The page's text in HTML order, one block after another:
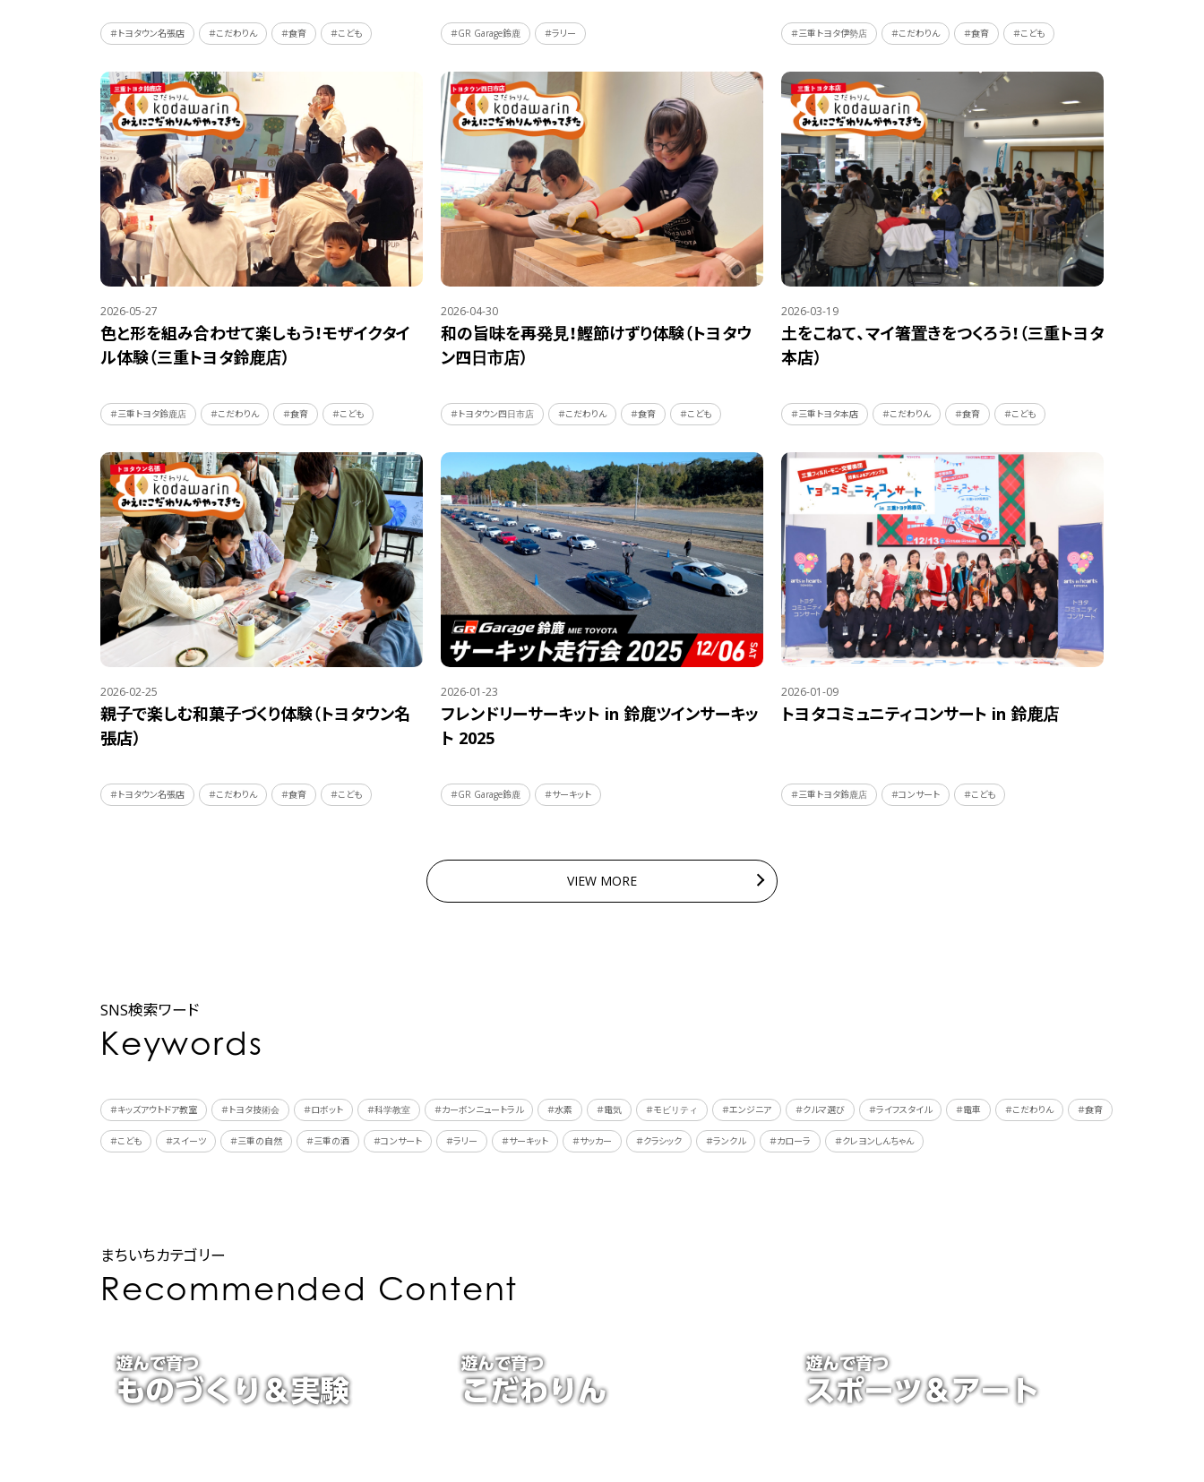
＃トヨタウン名張店 ＃こだわりん ＃食育 ＃こども ＃GR Garage鈴鹿 ＃ラリー ＃三重トヨタ伊勢店 ＃こだわりん ＃食育 ＃こども
2026-05-27
色と形を組み合わせて楽しもう！モザイクタイ
ル体験（三重トヨタ鈴鹿店）
＃三重トヨタ鈴鹿店 ＃こだわりん ＃食育 ＃こども
2026-04-30
和の旨味を再発見！鰹節けずり体験（トヨタウ
ン四日市店）
＃トヨタウン四日市店 ＃こだわりん ＃食育 ＃こども
2026-03-19
土をこねて、マイ箸置きをつくろう！（三重トヨタ
本店）
＃三重トヨタ本店 ＃こだわりん ＃食育 ＃こども
2026-02-25
親子で楽しむ和菓子づくり体験（トヨタウン名
張店）
＃トヨタウン名張店 ＃こだわりん ＃食育 ＃こども
2026-01-23
フレンドリーサーキット in 鈴鹿ツインサーキッ
ト 2025
＃GR Garage鈴鹿 ＃サーキット
2026-01-09
トヨタコミュニティコンサート in 鈴鹿店
＃三重トヨタ鈴鹿店 ＃コンサート ＃こども
VIEW MORE
SNS検索ワード
Keywords
＃キッズアウトドア教室 ＃トヨタ技術会 ＃ロボット ＃科学教室 ＃カーボンニュートラル ＃水素 ＃電気 ＃モビリティ ＃エンジニア ＃クルマ選び ＃ライフスタイル ＃電車 ＃こだわりん ＃食育
＃こども ＃スイーツ ＃三重の自然 ＃三重の酒 ＃コンサート ＃ラリー ＃サーキット ＃サッカー ＃クラシック ＃ランクル ＃カローラ ＃クレヨンしんちゃん
まちいちカテゴリー
Recommended Content